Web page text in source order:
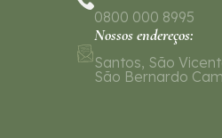
0800 000 8995
Nossos endereços:
Santos, São
São Bernardo